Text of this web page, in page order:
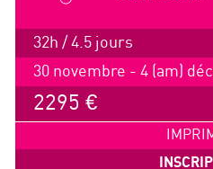
32h / 4.5 jours
30 novembre - 4 (am)
2295 €